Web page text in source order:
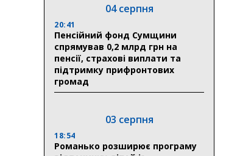
04 серпня
20:41
Пенсійний фонд Сумщини
спрямував 0,2 млрд грн на
пенсії, страхові виплати та
підтримку прифронтових
громад
03 серпня
18:54
Романько розширює програму